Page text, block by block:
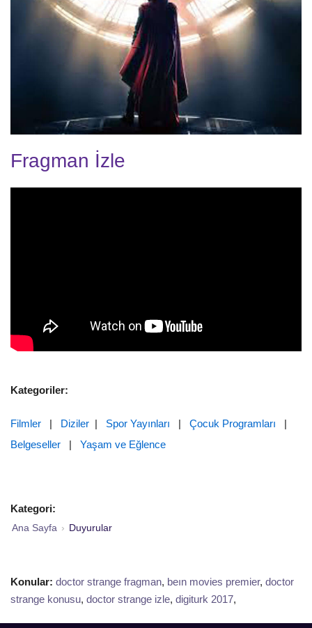
Fragman İzle
Kategoriler:
Filmler | Diziler | Spor Yayınları | Çocuk Programları |
Belgeseller | Yaşam ve Eğlence
Kategori:
Ana Sayfa › Duyurular
Konular: doctor strange fragman, beın movies premier, doctor
strange konusu, doctor strange izle, digiturk 2017,